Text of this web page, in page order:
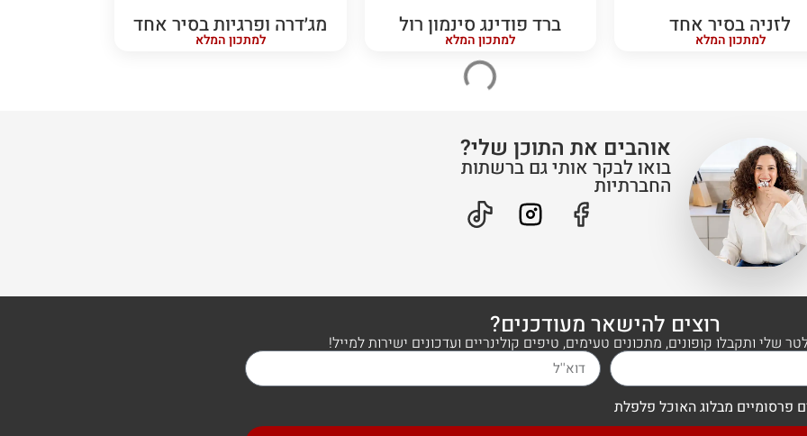
לזניה בסיר אחד
למתכון המלא
ברד פודינג סינמון רול
למתכון המלא
מג׳דרה ופרגיות בסיר אחד
למתכון המלא
גלידת דבש ביתית
למתכון המלא
חצי שעה